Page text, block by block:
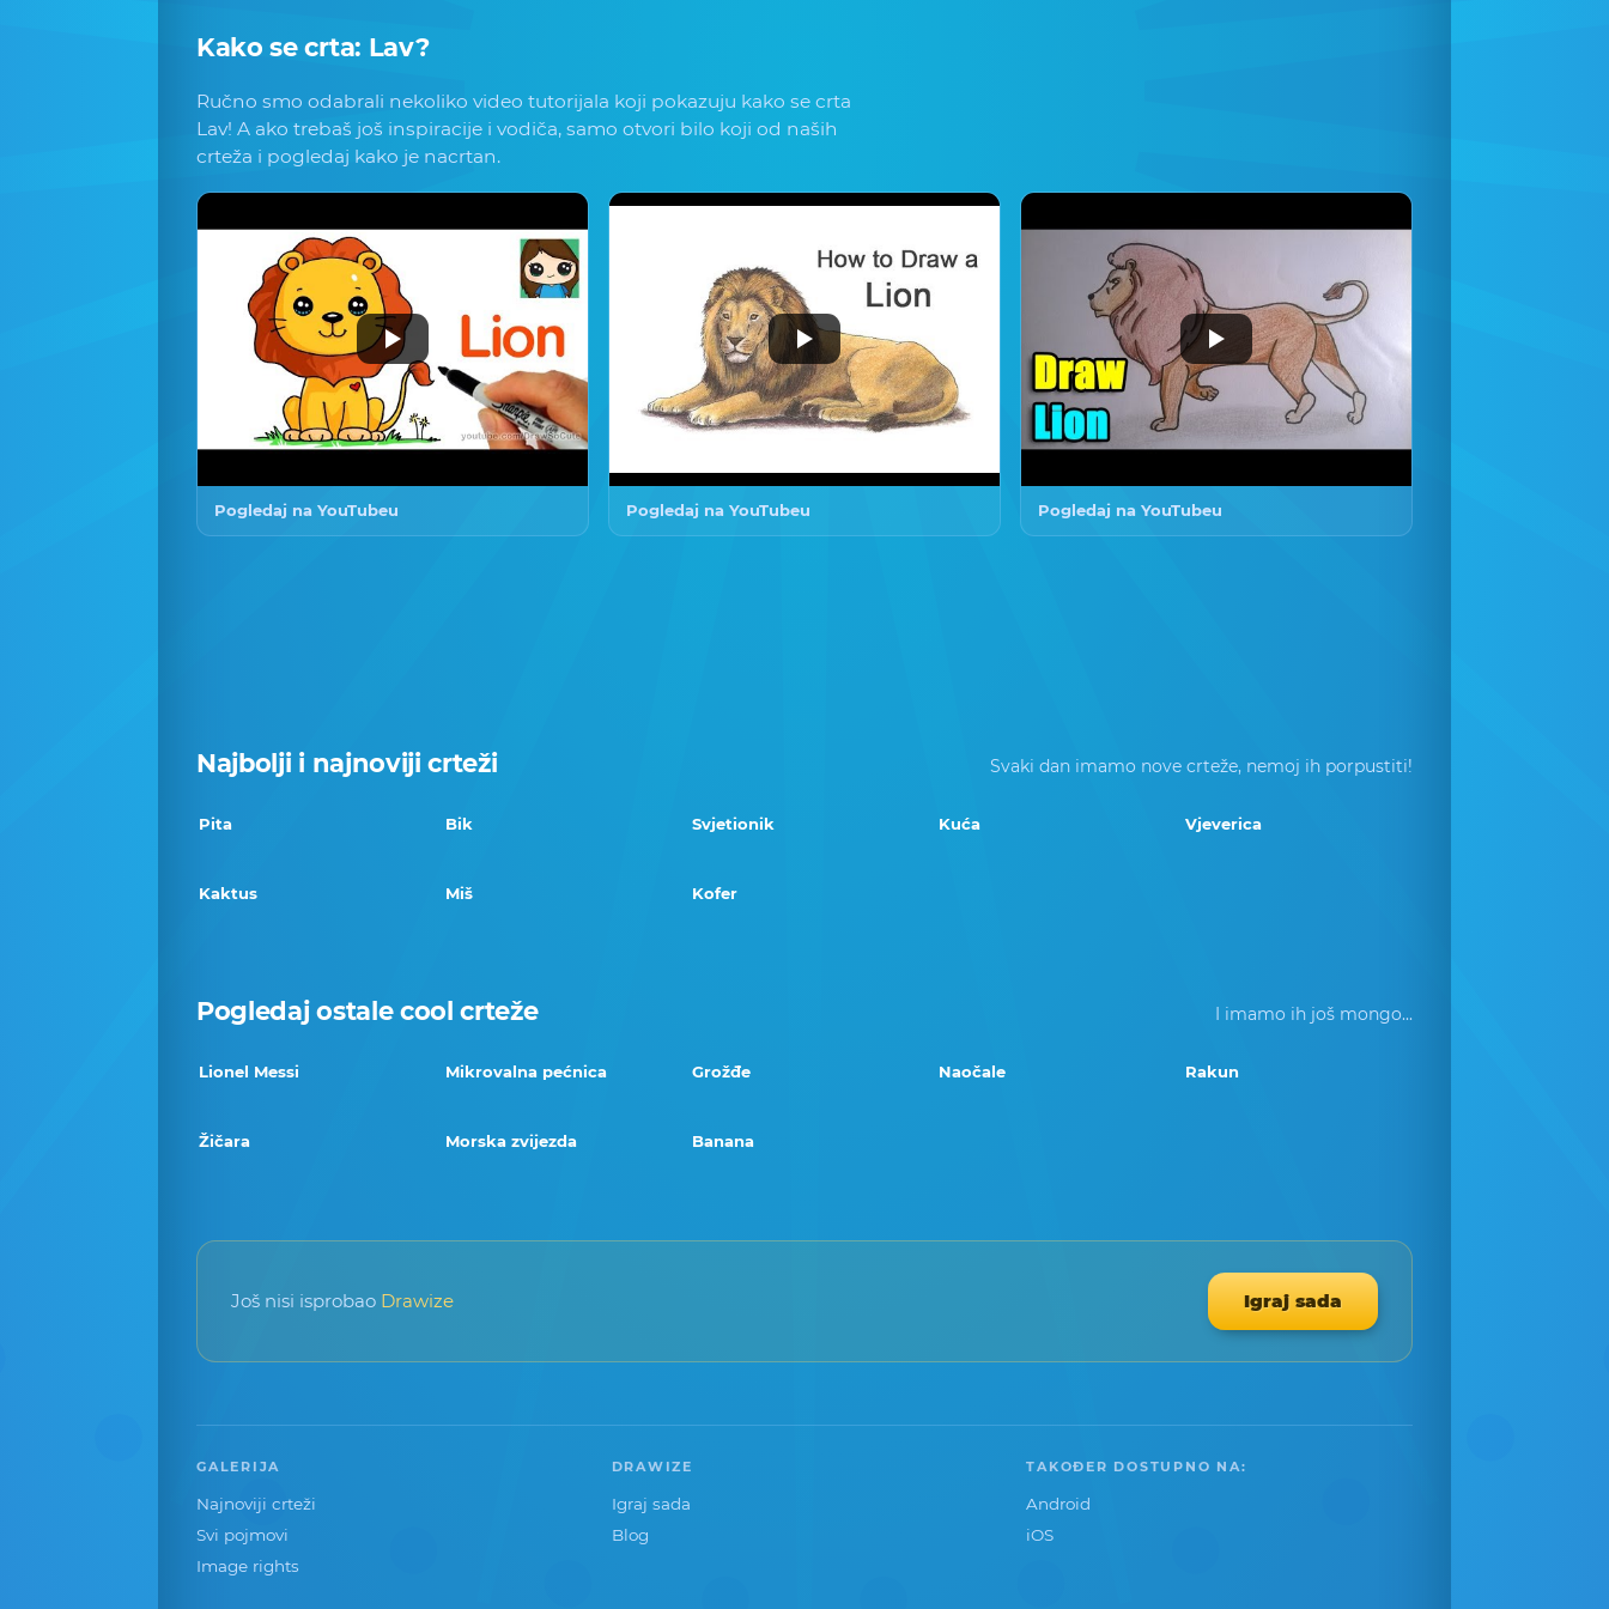
Kako se crta: Lav?
Ručno smo odabrali nekoliko video tutorijala koji pokazuju kako se crta
Lav! A ako trebaš još inspiracije i vodiča, samo otvori bilo koji od naših
crteža i pogledaj kako je nacrtan.
Pogledaj na YouTubeu Pogledaj na YouTubeu Pogledaj na YouTubeu
Najbolji i najnoviji crteži Svaki dan imamo nove crteže, nemoj ih porpustiti!
Pita Bik Svjetionik Kuća Vjeverica
Kaktus Miš Kofer
Pogledaj ostale cool crteže I imamo ih još mongo...
Lionel Messi Mikrovalna pećnica Grožđe Naočale Rakun
Žičara Morska zvijezda Banana
Još nisi isprobao Drawize Igraj sada
GALERIJA
Najnoviji crteži
Svi pojmovi
Image rights
DRAWIZE
Igraj sada
Blog
TAKOĐER DOSTUPNO NA:
Android
iOS